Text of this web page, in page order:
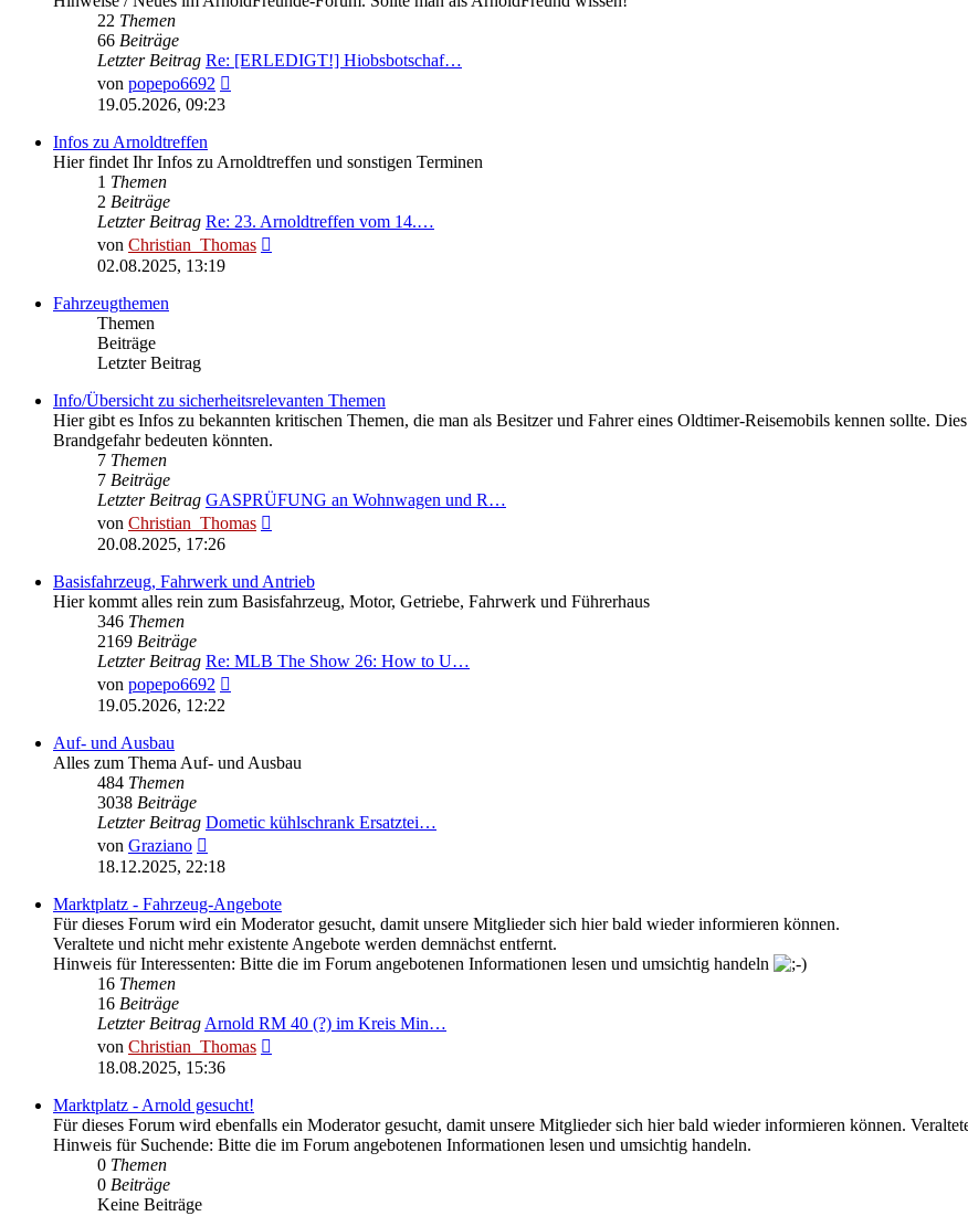
22 Themen
66 Beiträge
Letzter Beitrag Re: [ERLEDIGT!] Hiobsbotschaf…
von popepo6692
19.05.2026, 09:23
Infos zu Arnoldtreffen
Hier findet Ihr Infos zu Arnoldtreffen und sonstigen Terminen
1 Themen
2 Beiträge
Letzter Beitrag Re: 23. Arnoldtreffen vom 14.…
von Christian_Thomas
02.08.2025, 13:19
Fahrzeugthemen
Themen
Beiträge
Letzter Beitrag
Info/Übersicht zu sicherheitsrelevanten Themen
Hier gibt es Infos zu bekannten kritischen Themen, die man als Besitzer und Fahrer eines Oldtimer-Reisemobils kennen sollte.
Brandgefahr bedeuten könnten.
7 Themen
7 Beiträge
Letzter Beitrag GASPRÜFUNG an Wohnwagen und R…
von Christian_Thomas
20.08.2025, 17:26
Basisfahrzeug, Fahrwerk und Antrieb
Hier kommt alles rein zum Basisfahrzeug, Motor, Getriebe, Fahrwerk und Führerhaus
346 Themen
2169 Beiträge
Letzter Beitrag Re: MLB The Show 26: How to U…
von popepo6692
19.05.2026, 12:22
Auf- und Ausbau
Alles zum Thema Auf- und Ausbau
484 Themen
3038 Beiträge
Letzter Beitrag Dometic kühlschrank Ersatztei…
von Graziano
Beitrag
18.12.2025, 22:18
Marktplatz - Fahrzeug-Angebote
Für dieses Forum wird ein Moderator gesucht, damit unsere Mitglieder sich hier bald wieder informieren können.
Veraltete und nicht mehr existente Angebote werden demnächst entfernt.
Hinweis für Interessenten: Bitte die im Forum angebotenen Informationen lesen und umsichtig handeln
16 Themen
16 Beiträge
Letzter Beitrag Arnold RM 40 (?) im Kreis Min…
von Christian_Thomas
18.08.2025, 15:36
Marktplatz - Arnold gesucht!
Für dieses Forum wird ebenfalls ein Moderator gesucht, damit unsere Mitglieder sich hier bald wieder informieren können.
Hinweis für Suchende: Bitte die im Forum angebotenen Informationen lesen und umsichtig handeln.
0 Themen
0 Beiträge
Keine Beiträge